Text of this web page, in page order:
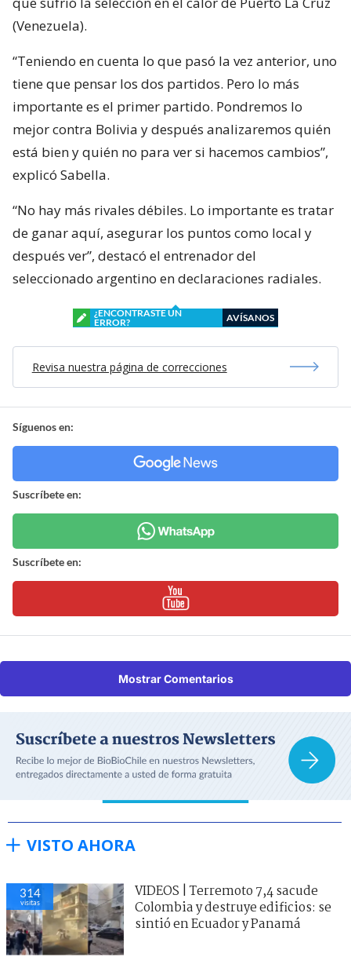
(Venezuela).
“Teniendo en cuenta lo que pasó la vez anterior, uno
tiene que pensar los dos partidos. Pero lo más
importante es el primer partido. Pondremos lo
mejor contra Bolivia y después analizaremos quién
está bien y quién no para ver si hacemos cambios”,
explicó Sabella.
“No hay más rivales débiles. Lo importante es tratar
de ganar aquí, asegurar los puntos como local y
después ver”, destacó el entrenador del
seleccionado argentino en declaraciones radiales.
¿ENCONTRASTE UN
ERROR?
AVÍSANOS
Revisa nuestra página de correcciones
Síguenos en:
Suscríbete en:
Suscríbete en:
Mostrar Comentarios
VISTO AHORA
314
visitas
VIDEOS | Terremoto 7,4 sacude
Colombia y destruye edificios: se
sintió en Ecuador y Panamá